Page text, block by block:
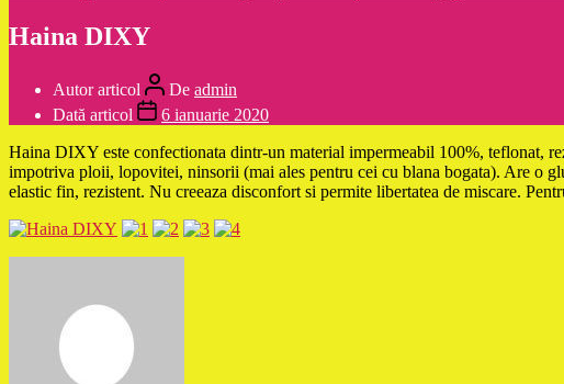
Haina DIXY
Autor articol De admin
Dată articol
6 ianuarie 2020
Haina DIXY este confectionata dintr-un material impermeabil 100%, teflonat,
impotriva ploii, lopovitei, ninsorii (mai ales pentru cei cu blana bogata). Are o
elastic fin, rezistent. Nu creeaza disconfort si permite libertatea de miscare.